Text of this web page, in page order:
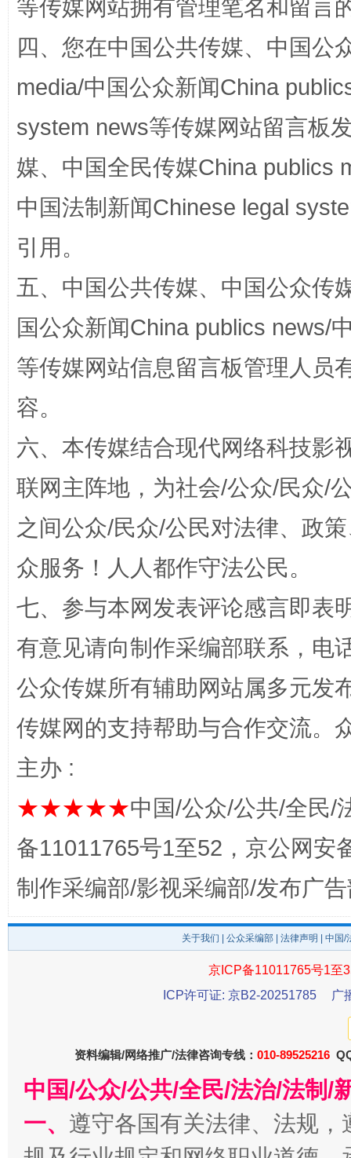
完善运行机制助力责任有效落实
法徽映军营 权益有保障
等传媒网站拥有管理笔名和留言
四、您在中国公共传媒、中国公
media/中国公众新闻China
system news等传媒网站留言板
媒、中国全民传媒China publics
中国法制新闻Chinese legal
引用。
五、中国公共传媒、中国公众传
国公众新闻China publics news/
等传媒网站信息留言板管理人员
容。
六、本传媒结合现代网络科技影
联网主阵地，为社会/公众/民众/
之间公众/民众/公民对法律、政
众服务！人人都作守法公民。
七、参与本网发表评论感言即表
有意见请向制作采编部联系，电
公众传媒所有辅助网站属多元发
传媒网的支持帮助与合作交流。
主办 :
★★★★★中国/公众/公共/全民/
备11011765号1至52，京公网安
制作采编部/影视采编部/发布广
关于我们 公众采编部 法律声明 | 中国
京ICP备11011765号1至
ICP许可证: 京B2-20251785
广
资料编辑/网络推广/法律咨询专线： 010-89525216
中国/公众/公共/全民/法治/法制/
一、 遵守各国有关法律、法规